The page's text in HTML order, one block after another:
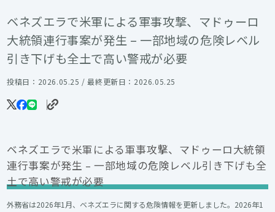
ベネズエラで米軍による軍事攻撃、マドゥーロ
大統領連行事案が発生 – 一部地域の危険レベル
引き下げも全土で高い警戒が必要
投稿日：2026.05.25 / 最終更新日：2026.05.25
ベネズエラで米軍による軍事攻撃、マドゥーロ大統領
連行事案が発生 – 一部地域の危険レベル引き下げも全
土で高い警戒が必要
外務省は2026年1月、ベネズエラに関する危険情報を更新しました。2026年1